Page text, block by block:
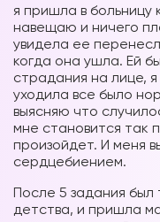
я пришла в
навещаю и ничего
увидела ее
когда она ушла. Ей
страдания на лице,
уходила все было
выясняю что
мне становится так
произойдет. И меня
сердцебиением.
После 5 задания был
детства, и пришла